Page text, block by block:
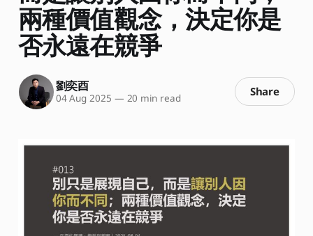
兩種價值觀念，決定你是
否永遠在競爭
劉奕酉
04 Aug 2025 — 20 min read Share